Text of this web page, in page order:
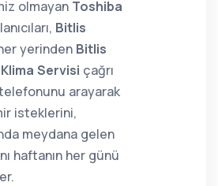
olmayan Toshiba
Bitlis
yerinden Bitlis
Servisi çağrı
arayarak
isteklerini,
meydana gelen
haftanın her günü